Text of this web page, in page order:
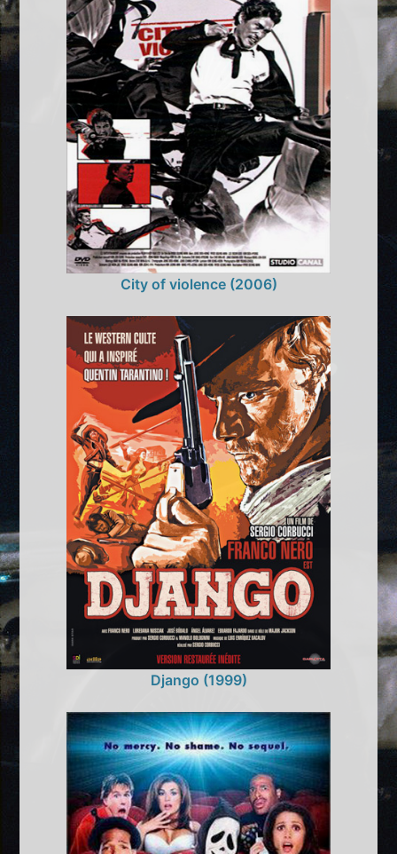
City of violence (2006)
Django (1999)